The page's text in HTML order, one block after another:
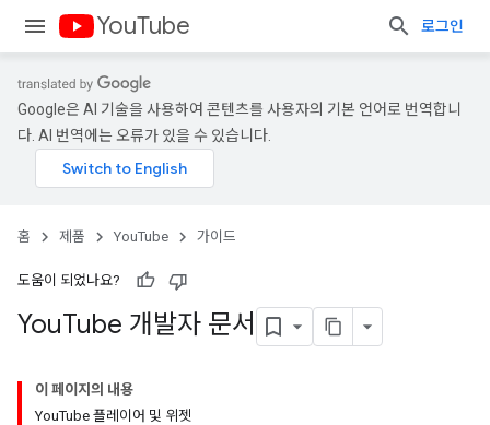
YouTube 로그인
Google은 AI 기술을 사용하여 콘텐츠를 사용자의 기본 언어로 번역합니
다. AI 번역에는 오류가 있을 수 있습니다.
홈 제품 YouTube 가이드
도움이 되었나요?
YouTube 개발자 문서
이 페이지의 내용
YouTube 플레이어 및 위젯